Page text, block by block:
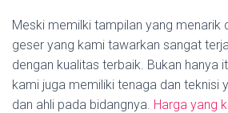
Meski memilki tampilan yang menarik
geser yang kami tawarkan sangat
dengan kualitas terbaik. Bukan hanya
kami juga memiliki tenaga dan teknisi
dan ahli pada bidangnya. Harga yang